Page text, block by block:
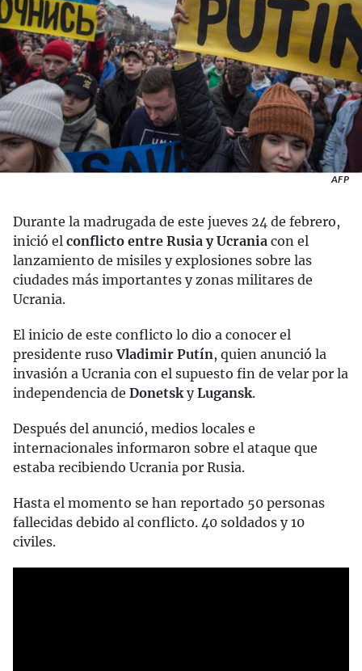
AFP
Durante la madrugada de este jueves 24 de febrero,
inició el conflicto entre Rusia y Ucrania con el
lanzamiento de misiles y explosiones sobre las
ciudades más importantes y zonas militares de
Ucrania.
El inicio de este conflicto lo dio a conocer el
presidente rusoVladimir Putín, quien anunció la
invasión a Ucrania con el supuesto fin de velar por la
independencia de DonetskyLugansk.
Después del anunció, medios locales e
internacionales informaron sobre el ataque que
estaba recibiendo Ucrania por Rusia.
Hasta el momento se han reportado 50 personas
fallecidas debido al conflicto. 40 soldados y 10
civiles.